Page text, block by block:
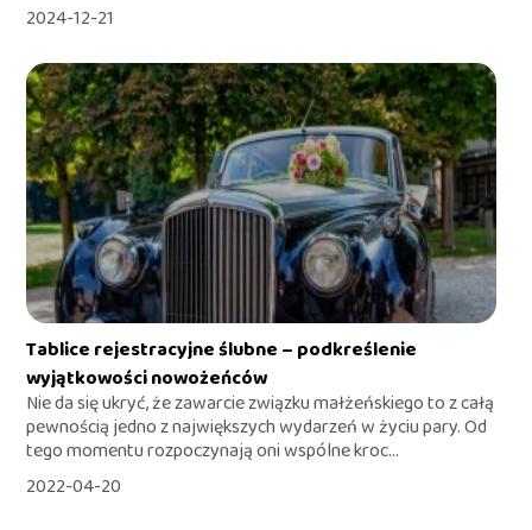
2024-12-21
Tablice rejestracyjne ślubne – podkreślenie
wyjątkowości nowożeńców
Nie da się ukryć, że zawarcie związku małżeńskiego to z całą
pewnością jedno z największych wydarzeń w życiu pary. Od
tego momentu rozpoczynają oni wspólne kroc...
2022-04-20